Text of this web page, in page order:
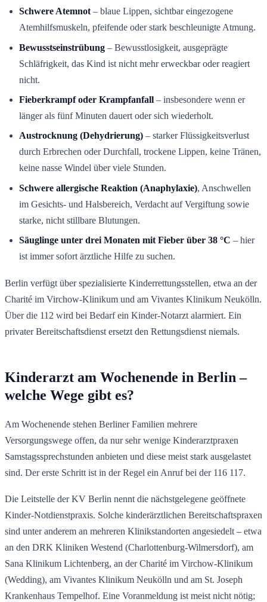
Schwere Atemnot – blaue Lippen, sichtbar eingezogene
Atemhilfsmuskeln, pfeifende oder stark beschleunigte Atmung.
Bewusstseinstrübung – Bewusstlosigkeit, ausgeprägte
Schläfrigkeit, das Kind ist nicht mehr erweckbar oder reagiert
nicht.
Fieberkrampf oder Krampfanfall – insbesondere wenn er
länger als fünf Minuten dauert oder sich wiederholt.
Austrocknung (Dehydrierung) – starker Flüssigkeitsverlust
durch Erbrechen oder Durchfall, trockene Lippen, keine Tränen,
keine nasse Windel über viele Stunden.
Schwere allergische Reaktion (Anaphylaxie), Anschwellen
im Gesichts- und Halsbereich, Verdacht auf Vergiftung sowie
starke, nicht stillbare Blutungen.
Säuglinge unter drei Monaten mit Fieber über 38 °C – hier
ist immer sofort ärztliche Hilfe zu suchen.
Berlin verfügt über spezialisierte Kinderrettungsstellen, etwa an der
Charité im Virchow-Klinikum und am Vivantes Klinikum Neukölln.
Über die 112 wird bei Bedarf ein Kinder-Notarzt alarmiert. Ein
privater Bereitschaftsdienst ersetzt den Rettungsdienst niemals.
Kinderarzt am Wochenende in Berlin –
welche Wege gibt es?
Am Wochenende stehen Berliner Familien mehrere
Versorgungswege offen, da nur sehr wenige Kinderarztpraxen
Samstagssprechstunden anbieten und diese meist stark ausgelastet
sind. Der erste Schritt ist in der Regel ein Anruf bei der 116 117.
Die Leitstelle der KV Berlin nennt die nächstgelegene geöffnete
Kinder-Notdienstpraxis. Solche kinderärztlichen Bereitschaftspraxen
sind unter anderem an mehreren Klinikstandorten angesiedelt – etwa
an den DRK Kliniken Westend (Charlottenburg-Wilmersdorf), am
Sana Klinikum Lichtenberg, an der Charité im Virchow-Klinikum
(Wedding), am Vivantes Klinikum Neukölln und am St. Joseph
Krankenhaus Tempelhof. Eine Voranmeldung ist meist nicht nötig;